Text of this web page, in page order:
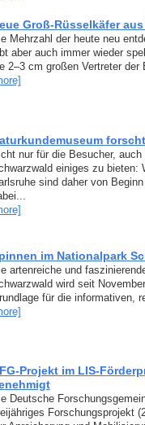
Groß-Rüsselkäfer
Mehrzahl der heute neu
aber auch immer wieder
2–3 cm großen Vertreter der
nur für die Besucher,
einiges zu bieten:
sind daher von
im Nationalpark
artenreiche und
wird seit
für die informativen,
Projekt im LIS-
Deutsche
Forschungsprojekt